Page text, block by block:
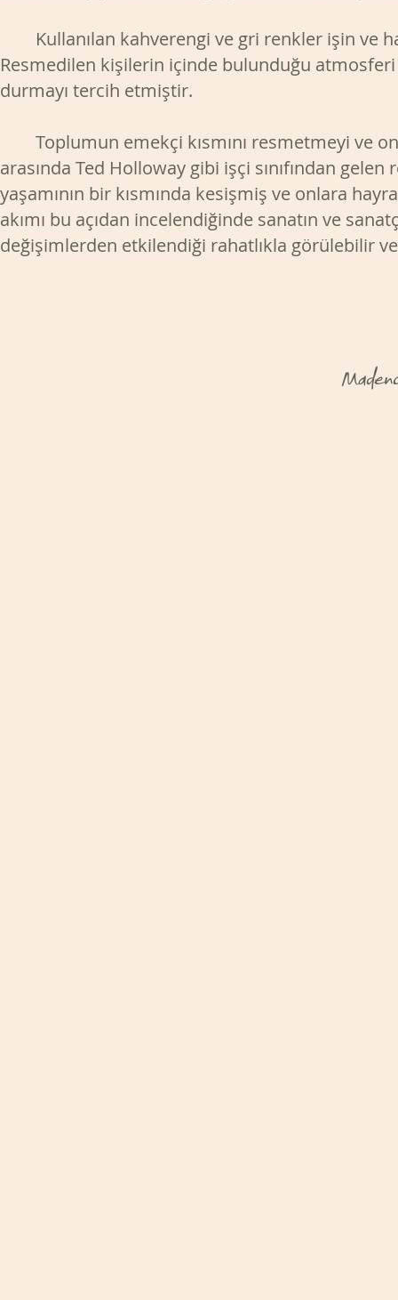
Kullanılan kahverengi ve gri renkler işin ve
Resmedilen kişilerin içinde bulunduğu
durmayı tercih etmiştir.
Toplumun emekçi kısmını resmetmeyi ve
arasında Ted Holloway gibi işçi sınıfından
yaşamının bir kısmında kesişmiş ve onlara
akımı bu açıdan incelendiğinde sanatın ve
değişimlerden etkilendiği rahatlıkla görülebilir